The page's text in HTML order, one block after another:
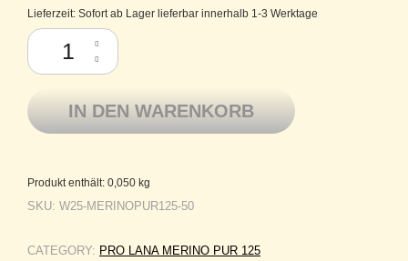
Lieferzeit: Sofort ab Lager lieferbar innerhalb 1-3 Werktage
Pro Lana Schurwolle Merino extrafein Merino Pur 125 50 Menge
IN DEN WARENKORB
Produkt enthält: 0,050 kg
SKU: W25-MERINOPUR125-50
CATEGORY: PRO LANA MERINO PUR 125